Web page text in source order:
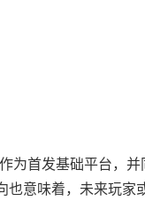
首发基础平台，并
也意味着，未来玩家